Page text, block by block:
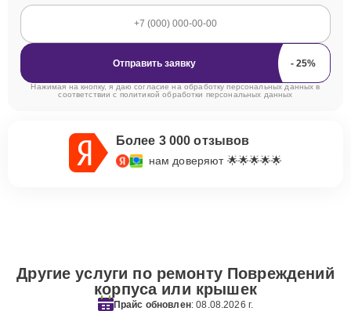
Отправить заявку
Нажимая на кнопку, я даю согласие на обработку персональных данных в
соответствии с политикой обработки персональных данных
Более 3 000 отзывов
нам доверяют 🌟🌟🌟🌟🌟
Другие услуги по ремонту Повреждений
корпуса или крышек
Прайс обновлен: 08.08.2026 г.